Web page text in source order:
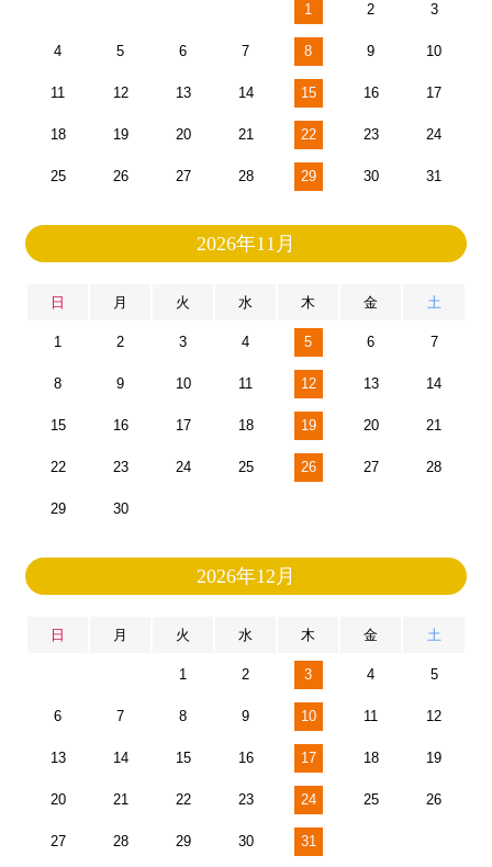
1 2 3
4 5 6 7 8 9 10
11 12 13 14 15 16 17
18 19 20 21 22 23 24
25 26 27 28 29 30 31
2026年11月
日 月 火 水 木 金 土
1 2 3 4 5 6 7
8 9 10 11 12 13 14
15 16 17 18 19 20 21
22 23 24 25 26 27 28
29 30
2026年12月
日 月 火 水 木 金 土
1 2 3 4 5
6 7 8 9 10 11 12
13 14 15 16 17 18 19
20 21 22 23 24 25 26
27 28 29 30 31